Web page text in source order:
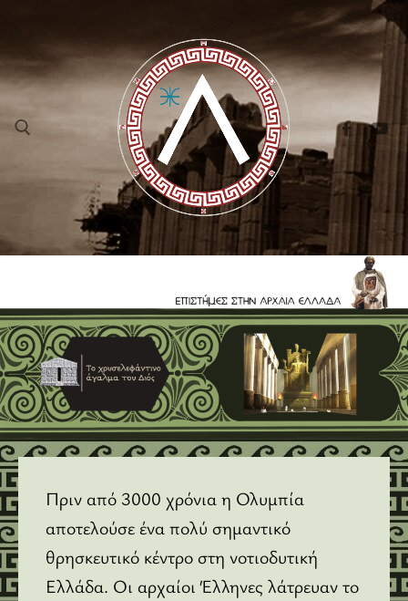
Πριν από 3000 χρόνια η Ολυμπία
αποτελούσε ένα πολύ σημαντικό
θρησκευτικό κέντρο στη νοτιοδυτική
Ελλάδα. Οι αρχαίοι Έλληνες λάτρευαν το